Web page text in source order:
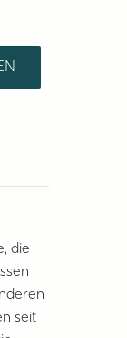
die
seit